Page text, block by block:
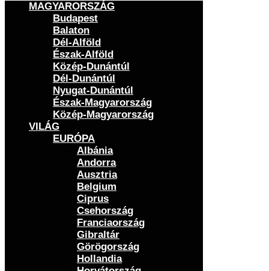
MAGYARORSZÁG
Budapest
Balaton
Dél-Alföld
Észak-Alföld
Közép-Dunántúl
Dél-Dunántúl
Nyugat-Dunántúl
Észak-Magyarország
Közép-Magyarország
VILÁG
EURÓPA
Albánia
Andorra
Ausztria
Belgium
Ciprus
Csehország
Franciaország
Gibraltár
Görögország
Hollandia